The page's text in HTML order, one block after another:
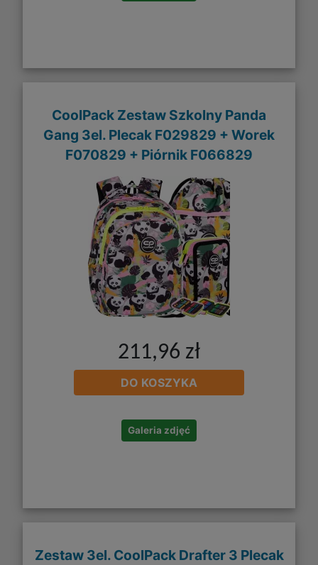
CoolPack Zestaw Szkolny Panda
Gang 3el. Plecak F029829 + Worek
F070829 + Piórnik F066829
211,96 zł
DO KOSZYKA
Galeria zdjęć
Zestaw 3el. CoolPack Drafter 3 Plecak